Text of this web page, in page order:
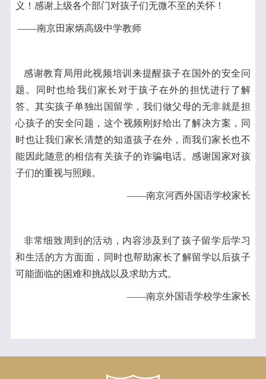
义！感谢上级各个部门对孩子们无微不至的关怀！
——南京田家炳高级中学教师
感谢教育局用此视频培训来提醒孩子在国外的安全问
题。同时也给我们家长对于孩子在外的担忧进行了解
答。其实孩子单独出国留学，我们做父母的无非就是担
心孩子的安全问题，这个视频刚好给出了解决方案，同
时也让我们家长清楚的知道孩子在外，而我们家长也不
能因此随意的相信有关孩子的诈骗电话。感谢国家对孩
子们的重视与照顾。
——南京河西外国语学校家长
非常细致周到的活动，内容涉及到了孩子留学后学习
和生活的方方面面，同时也帮助家长了解留学以后孩子
可能面临的困难和挑战以及求助方式。
——南京外国语学校学生家长